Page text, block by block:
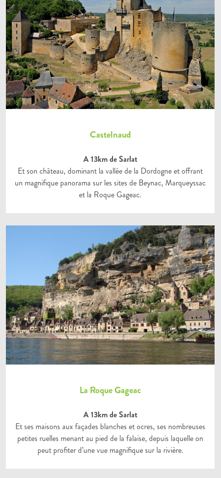
Castelnaud
A 13km de Sarlat
Et son château, dominant la vallée de la Dordogne et offrant
un magnifique panorama sur les sites de Beynac, Marqueyssac
et la Roque Gageac.
La Roque Gageac
A 13km de Sarlat
Et ses maisons aux façades blanches et ocres, ses nombreuses
petites ruelles menant au pied de la falaise, depuis laquelle on
peut profiter d’une vue magnifique sur la rivière.